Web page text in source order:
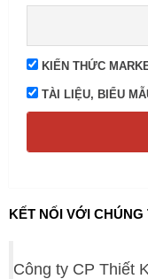
KIẾN THỨC
TÀI LIỆU, BIỂU
KẾT NỐI VỚI CHÚNG
Công ty CP Thiết